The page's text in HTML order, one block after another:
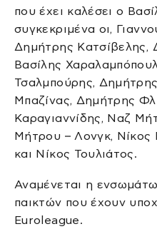
που έχει καλέσει ο
συγκεκριμένα οι,
Δημήτρης Κατσίβελης,
Βασίλης
Τσαλμπούρης,
Μπαζίνας, Δημήτρης
Καραγιαννίδης, Ναζ
Μήτρου – Λονγκ, Νίκος
και Νίκος Τουλιάτος.
Αναμένεται η
παικτών που έχουν
Euroleague.